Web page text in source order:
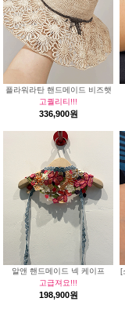
플라워라탄 핸드메이드 비즈햇
고퀄리티!!!
336,900원
알앤 핸드메이드 넥 케이프
고급져요!!!
198,900원
[